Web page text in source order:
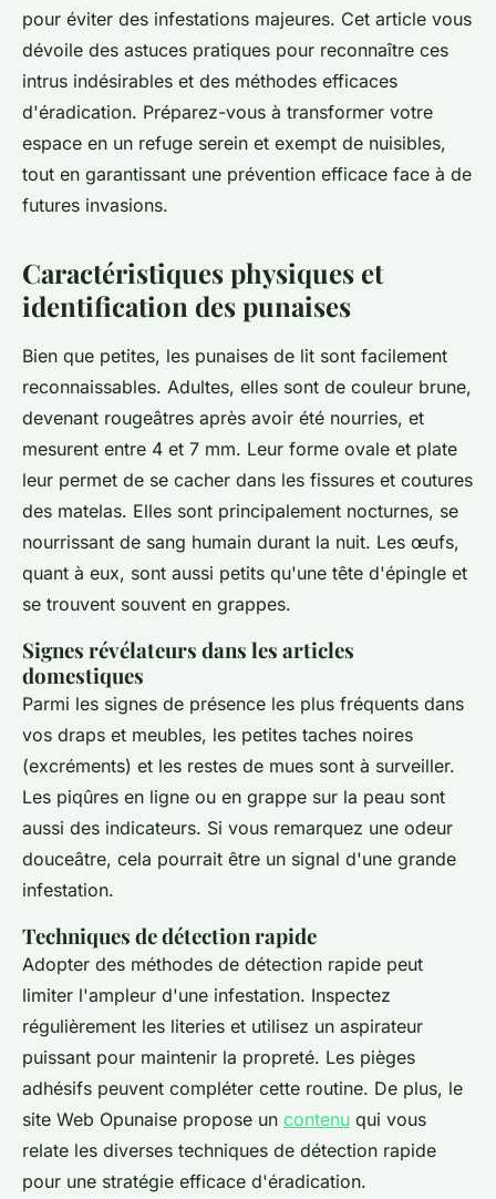
pour éviter des infestations majeures. Cet article vous
dévoile des astuces pratiques pour reconnaître ces
intrus indésirables et des méthodes efficaces
d'éradication. Préparez-vous à transformer votre
espace en un refuge serein et exempt de nuisibles,
tout en garantissant une prévention efficace face à de
futures invasions.
Caractéristiques physiques et
identification des punaises
Bien que petites, les punaises de lit sont facilement
reconnaissables. Adultes, elles sont de couleur brune,
devenant rougeâtres après avoir été nourries, et
mesurent entre 4 et 7 mm. Leur forme ovale et plate
leur permet de se cacher dans les fissures et coutures
des matelas. Elles sont principalement nocturnes, se
nourrissant de sang humain durant la nuit. Les œufs,
quant à eux, sont aussi petits qu'une tête d'épingle et
se trouvent souvent en grappes.
Signes révélateurs dans les articles
domestiques
Parmi les signes de présence les plus fréquents dans
vos draps et meubles, les petites taches noires
(excréments) et les restes de mues sont à surveiller.
Les piqûres en ligne ou en grappe sur la peau sont
aussi des indicateurs. Si vous remarquez une odeur
douceâtre, cela pourrait être un signal d'une grande
infestation.
Techniques de détection rapide
Adopter des méthodes de détection rapide peut
limiter l'ampleur d'une infestation. Inspectez
régulièrement les literies et utilisez un aspirateur
puissant pour maintenir la propreté. Les pièges
adhésifs peuvent compléter cette routine. De plus, le
site Web Opunaise propose un contenu qui vous
relate les diverses techniques de détection rapide
pour une stratégie efficace d'éradication.